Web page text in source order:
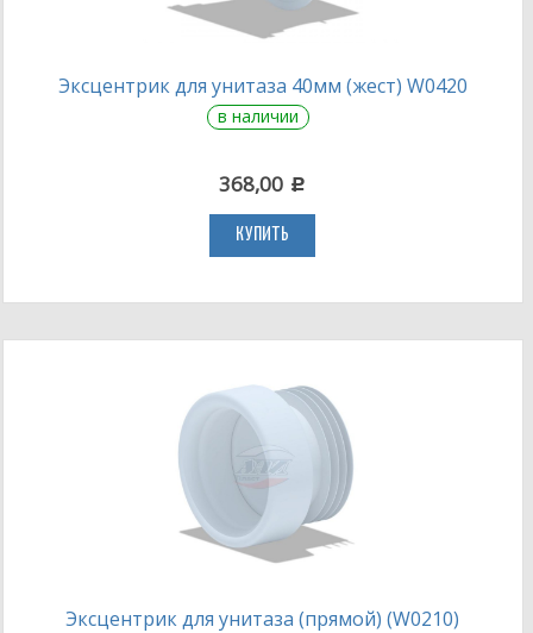
Эксцентрик для унитаза 40мм (жест) W0420
в наличии
368,00 c
КУПИТЬ
Эксцентрик для унитаза (прямой) (W0210)